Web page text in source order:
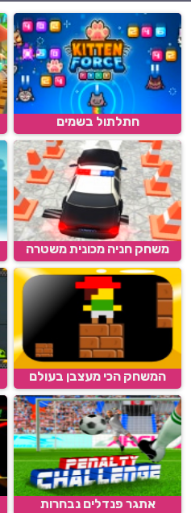
חתלתול בשמים
משחק חניה מכונית משטרה
המשחק הכי מעצבן בעולם
אתגר פנדלים נבחרות